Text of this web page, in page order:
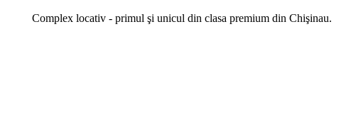
Complex locativ - primul şi unicul din clasa premium din Chişinau.